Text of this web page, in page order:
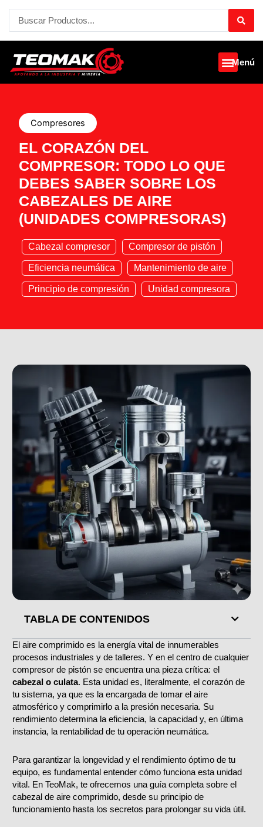
contenido
Search
...
Menú
Compresores
EL CORAZÓN DEL
COMPRESOR: TODO LO QUE
DEBES SABER SOBRE LOS
CABEZALES DE AIRE
(UNIDADES COMPRESORAS)
Cabezal compresor Compresor de pistón
Eficiencia neumática Mantenimiento de aire
Principio de compresión Unidad compresora
TABLA DE CONTENIDOS
El aire comprimido es la energía vital de innumerables
procesos industriales y de talleres. Y en el centro de cualquier
compresor de pistón se encuentra una pieza crítica: el
cabezal o culata. Esta unidad es, literalmente, el corazón de
tu sistema, ya que es la encargada de tomar el aire
atmosférico y comprimirlo a la presión necesaria. Su
rendimiento determina la eficiencia, la capacidad y, en última
instancia, la rentabilidad de tu operación neumática.
Para garantizar la longevidad y el rendimiento óptimo de tu
equipo, es fundamental entender cómo funciona esta unidad
vital. En TeoMak, te ofrecemos una guía completa sobre el
cabezal de aire comprimido, desde su principio de
funcionamiento hasta los secretos para prolongar su vida útil.